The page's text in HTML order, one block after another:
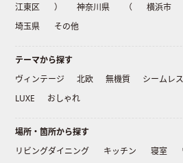
江東区
） 神奈川県 （ 横浜市
埼玉県
その他
テーマから探す
ヴィンテージ
北欧 無機質 シームレス
LUXE
おしゃれ
場所・箇所から探す
リビングダイニング
キッチン 寝室